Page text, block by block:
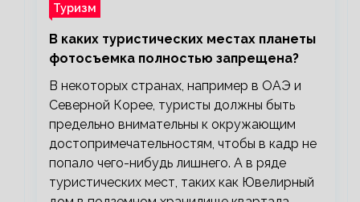
Туризм
В каких туристических местах планеты
фотосъемка полностью запрещена?
В некоторых странах, например в ОАЭ и
Северной Корее, туристы должны быть
предельно внимательны к окружающим
достопримечательностям, чтобы в кадр не
попало чего-нибудь лишнего. А в ряде
туристических мест, таких как Ювелирный